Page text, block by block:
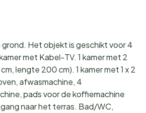
Het objekt is geschikt voor 4
met Kabel-TV. 1 kamer met 2
lengte 200 cm). 1 kamer met 1 x 2
afwasmachine, 4
pads voor de koffiemachine
naar het terras. Bad/WC,